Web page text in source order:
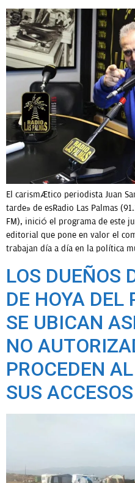
El carismático periodista Juan
tarde» de esRadio Las Palmas
FM), inició el programa de este
editorial que pone en valor el
trabajan día a día en la política
LOS DUEÑOS
DE HOYA DEL
SE UBICAN
NO
PROCEDEN
SUS ACCESOS